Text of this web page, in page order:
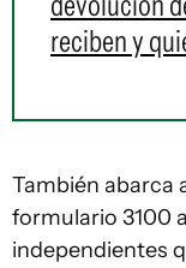
reciben y
También abarca
formulario 3100
independientes